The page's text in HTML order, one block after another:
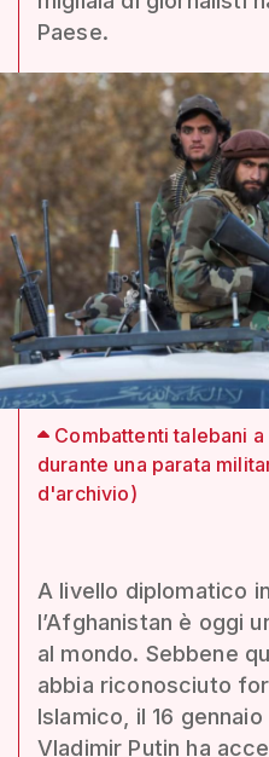
Paese.
Combattenti talebani
durante una parata
d'archivio)
A livello diplomatico
l’Afghanistan è oggi
al mondo. Sebbene
abbia riconosciuto
Islamico, il 16
Vladimir Putin ha